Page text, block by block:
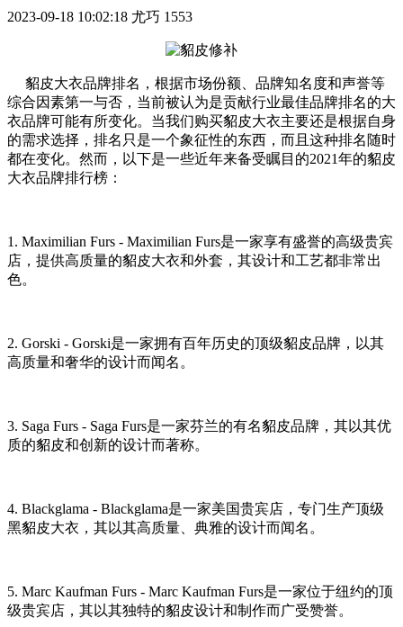
2023-09-18 10:02:18 尤巧 1553
貂皮大衣品牌排名，根据市场份额、品牌知名度和声誉等
综合因素第一与否，当前被认为是贡献行业最佳品牌排名的大
衣品牌可能有所变化。当我们购买貂皮大衣主要还是根据自身
的需求选择，排名只是一个象征性的东西，而且这种排名随时
都在变化。然而，以下是一些近年来备受瞩目的2021年的貂皮
大衣品牌排行榜：
1. Maximilian Furs - Maximilian Furs是一家享有盛誉的高级贵宾
店，提供高质量的貂皮大衣和外套，其设计和工艺都非常出
色。
2. Gorski - Gorski是一家拥有百年历史的顶级貂皮品牌，以其
高质量和奢华的设计而闻名。
3. Saga Furs - Saga Furs是一家芬兰的有名貂皮品牌，其以其优
质的貂皮和创新的设计而著称。
4. Blackglama - Blackglama是一家美国贵宾店，专门生产顶级
黑貂皮大衣，其以其高质量、典雅的设计而闻名。
5. Marc Kaufman Furs - Marc Kaufman Furs是一家位于纽约的顶
级贵宾店，其以其独特的貂皮设计和制作而广受赞誉。